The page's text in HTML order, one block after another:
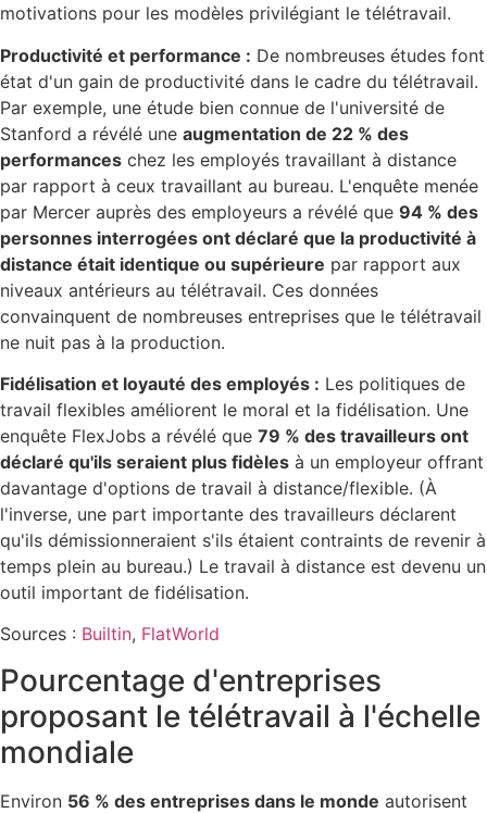
motivations pour les modèles privilégiant le télétravail.
Productivité et performance : De nombreuses études font
état d'un gain de productivité dans le cadre du télétravail.
Par exemple, une étude bien connue de l'université de
Stanford a révélé une augmentation de 22 % des
performances chez les employés travaillant à distance
par rapport à ceux travaillant au bureau. L'enquête menée
par Mercer auprès des employeurs a révélé que 94 % des
personnes interrogées ont déclaré que la productivité à
distance était identique ou supérieure par rapport aux
niveaux antérieurs au télétravail. Ces données
convainquent de nombreuses entreprises que le télétravail
ne nuit pas à la production.
Fidélisation et loyauté des employés : Les politiques de
travail flexibles améliorent le moral et la fidélisation. Une
enquête FlexJobs a révélé que 79 % des travailleurs ont
déclaré qu'ils seraient plus fidèles à un employeur offrant
davantage d'options de travail à distance/flexible. (À
l'inverse, une part importante des travailleurs déclarent
qu'ils démissionneraient s'ils étaient contraints de revenir à
temps plein au bureau.) Le travail à distance est devenu un
outil important de fidélisation.
Sources : Builtin, FlatWorld
Pourcentage d'entreprises
proposant le télétravail à l'échelle
mondiale
Environ 56 % des entreprises dans le monde autorisent